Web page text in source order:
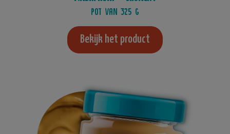
Pot van 325 g
Bekijk het product